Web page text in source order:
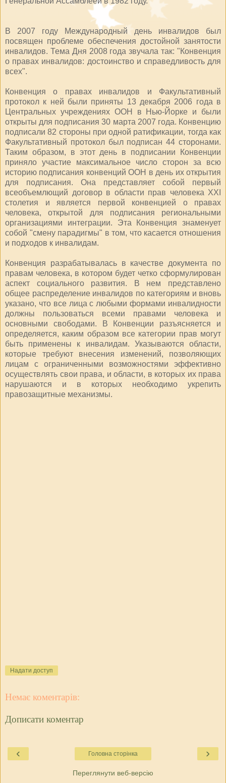
В 2007 году Международный день инвалидов был
посвящен проблеме обеспечения достойной занятости
инвалидов. Тема Дня 2008 года звучала так: "Конвенция
о правах инвалидов: достоинство и справедливость для
всех".
Конвенция о правах инвалидов и Факультативный
протокол к ней были приняты 13 декабря 2006 года в
Центральных учреждениях ООН в Нью-Йорке и были
открыты для подписания 30 марта 2007 года. Конвенцию
подписали 82 стороны при одной ратификации, тогда как
Факультативный протокол был подписан 44 сторонами.
Таким образом, в этот день в подписании Конвенции
приняло участие максимальное число сторон за всю
историю подписания конвенций ООН в день их открытия
для подписания. Она представляет собой первый
всеобъемлющий договор в области прав человека XXI
столетия и является первой конвенцией о правах
человека, открытой для подписания региональными
организациями интеграции. Эта Конвенция знаменует
собой "смену парадигмы" в том, что касается отношения
и подходов к инвалидам.
Конвенция разрабатывалась в качестве документа по
правам человека, в котором будет четко сформулирован
аспект социального развития. В нем представлено
общее распределение инвалидов по категориям и вновь
указано, что все лица с любыми формами инвалидности
должны пользоваться всеми правами человека и
основными свободами. В Конвенции разъясняется и
определяется, каким образом все категории прав могут
быть применены к инвалидам. Указываются области,
которые требуют внесения изменений, позволяющих
лицам с ограниченными возможностями эффективно
осуществлять свои права, и области, в которых их права
нарушаются и в которых необходимо укрепить
правозащитные механизмы.
Надати доступ
Немає коментарів:
Дописати коментар
‹ ›
Головна сторінка
Переглянути веб-версію